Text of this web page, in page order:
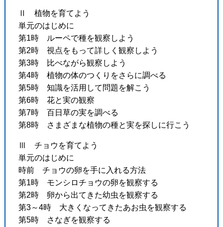
Ⅱ 植物を育てよう
単元のはじめに
第1時 ルーペで種を観察しよう
第2時 視点をもって詳しく観察しよう
第3時 比べながら観察しよう
第4時 植物の体のつくりをさらに調べる
第5時 知識を活用して問題を解こう
第6時 花と実の観察
第7時 百日草の実を調べる
第8時 さまざまな植物の種と実を探しに行こう
Ⅲ チョウを育てよう
単元のはじめに
時前 チョウの卵を手に入れる方法
第1時 モンシロチョウの卵を観察する
第2時 卵から出てきた幼虫を観察する
第3～4時 大きくなってきたあお虫を観察する
第5時 さなぎを観察する